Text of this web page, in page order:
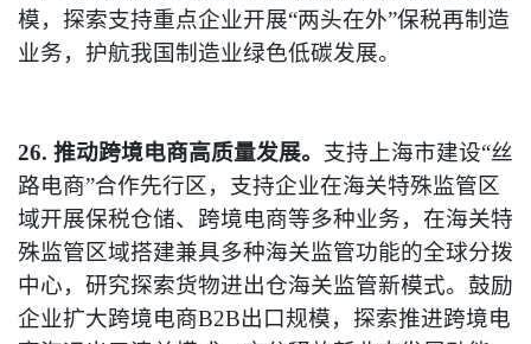
模，探索支持重点企业开展“两头在外”保税再制造
业务，护航我国制造业绿色低碳发展。
26. 推动跨境电商高质量发展。 支持上海市建设“丝
路电商”合作先行区，支持企业在海关特殊监管区
域开展保税仓储、跨境电商等多种业务，在海关特
殊监管区域搭建兼具多种海关监管功能的全球分拨
中心，研究探索货物进出仓海关监管新模式。鼓励
企业扩大跨境电商B2B出口规模，探索推进跨境电